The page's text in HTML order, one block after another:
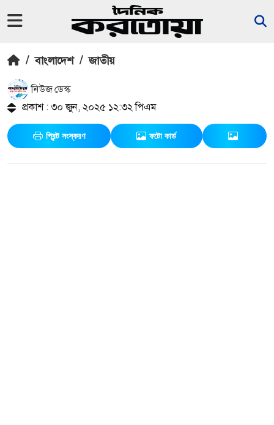
/ বাংলাদেশ / জাতীয়
নিউজ ডেস্ক
প্রকাশ : ৩০ জুন, ২০২৫ ১২:৩২ পিএম
প্রিন্ট সংস্করণ ফটো কার্ড